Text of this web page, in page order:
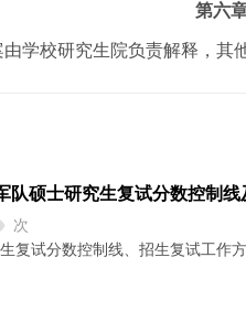
第六
学校研究生院负责解释，其
队硕士研究生复试分数控制
次
试分数控制线、招生复试工作